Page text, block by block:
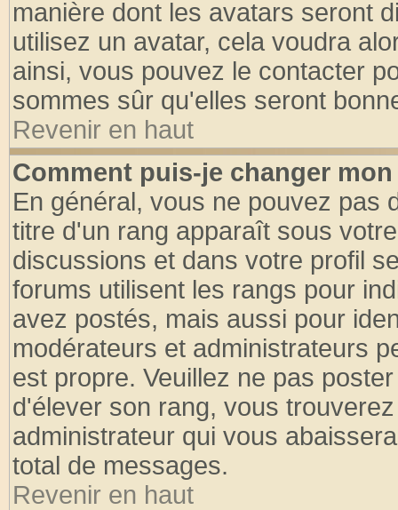
manière dont les avatars seront
utilisez un avatar, cela voudra
ainsi, vous pouvez le contacter
sommes sûr qu'elles seront
Revenir en haut
Comment puis-je changer
En général, vous ne pouvez pas
titre d'un rang apparaît sous
discussions et dans votre profil
forums utilisent les rangs pour
avez postés, mais aussi pour
modérateurs et administrateurs
est propre. Veuillez ne pas
d'élever son rang, vous
administrateur qui vous
total de messages.
Revenir en haut